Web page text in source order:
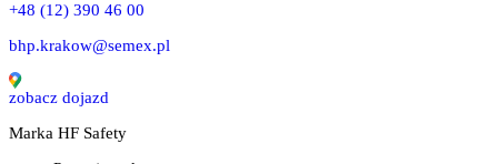
+48 (12) 390 46 00
bhp.krakow@semex.pl
zobacz dojazd
Marka HF Safety